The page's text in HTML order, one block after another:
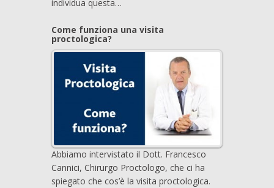
individua questa…
Come funziona una visita
proctologica?
Abbiamo intervistato il Dott. Francesco
Cannici, Chirurgo Proctologo, che ci ha
spiegato che cos’è la visita proctologica.